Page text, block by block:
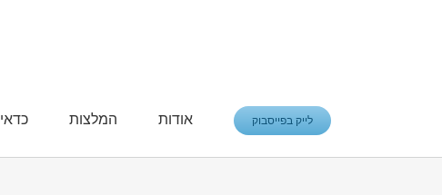
לייק בפייסבוק אודות המלצות